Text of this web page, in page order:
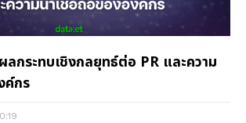
กระทบเชิงกลยุทธ์ต่อ PR และความ
ค์กร